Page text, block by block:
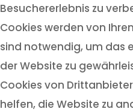
Besuchererlebnis zu
Cookies werden von
sind notwendig, um das
der Website zu
Cookies von
helfen, die Website zu